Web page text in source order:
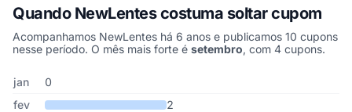
Quando NewLentes costuma soltar cupom
Acompanhamos NewLentes há 6 anos e publicamos 10 cupons
nesse período. O mês mais forte é setembro, com 4 cupons.
Cupons de NewLentes publicados por mês, somando os últimos
Mês Cupons publicados
jan
0
fev
2